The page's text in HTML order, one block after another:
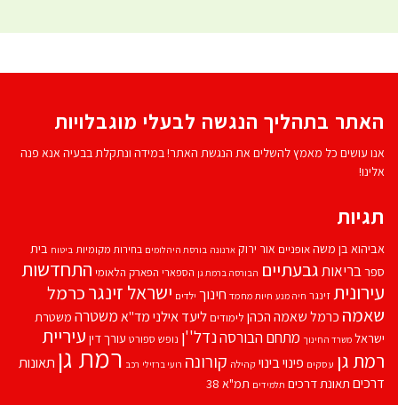
האתר בתהליך הנגשה לבעלי מוגבלויות
אנו עושים כל מאמץ להשלים את הנגשת האתר! במידה ונתקלת בבעיה אנא פנה
אלינו!
תגיות
אביהוא בן משהאופניים אור ירוק ארנונה בורסת היהלומים בחירות מקומיות ביטוח בית
ספרבריאותגבעתיים הבורסה ברמת גן הספארי הפארק הלאומי התחדשות
עירוניתזינגר חיה מנע חיות מחמד חינוך ילדים ישראל זינגרכרמל
שאמה כרמל שאמה הכהן לימודים ליעד אילנימד''אמשטרה משטרת
ישראל משרד החינוך מתחם הבורסהנדל''ן נופש ספורט עורך דין עיריית
רמת גן עסקים פינוי בינוי קהילה קורונה רועי ברזילי רכב רמת גן תאונות
דרכים תאונת דרכים תלמידים תמ"א 38